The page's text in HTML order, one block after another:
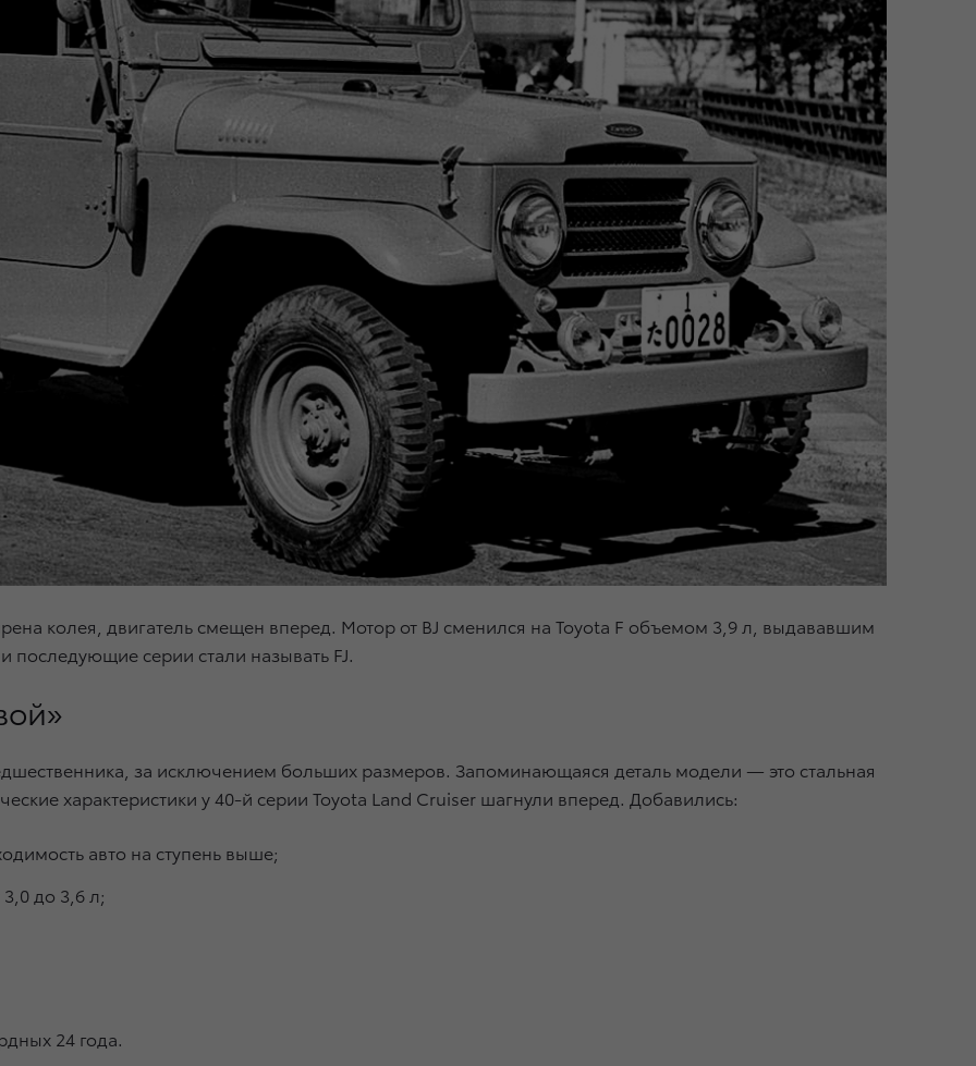
колея, двигатель смещен вперед. Мотор от BJ сменился на Toyota F объемом 3,9 л, выдававшим
последующие серии стали называть FJ.
за исключением больших размеров. Запоминающаяся деталь модели — это стальная
характеристики у 40-й серии Toyota Land Cruiser шагнули вперед. Добавились:
авто на ступень выше;
до 3,6 л;
24 года.